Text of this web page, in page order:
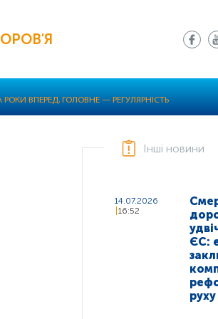
ВПЕРЕД. ГОЛОВНЕ — РЕГУЛЯРНІСТЬ
Інші новини
14.07.2026
16:52
ЄС:
руху